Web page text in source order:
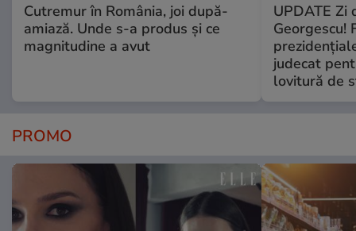
Cutremur în România, joi după-
amiază. Unde s-a produs și ce
magnitudine a avut
UPDATE Zi
Georgescu!
judecat
lovitură de
PROMO